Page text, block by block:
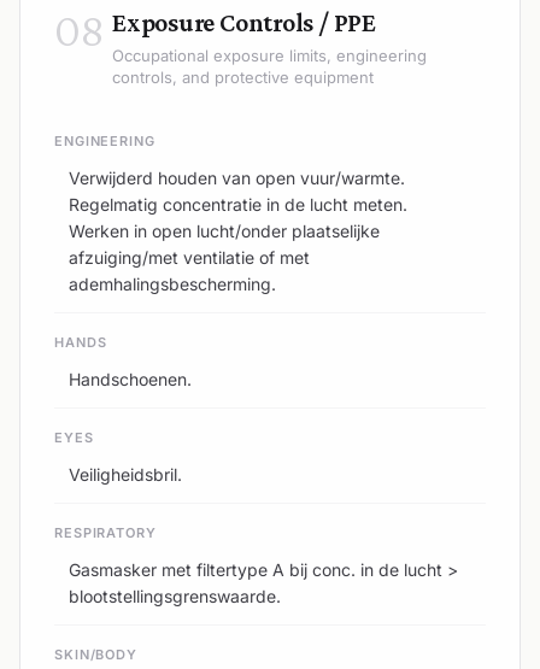
08 Exposure Controls / PPE
Occupational exposure limits, engineering
controls, and protective equipment
ENGINEERING
Verwijderd houden van open vuur/warmte.
Regelmatig concentratie in de lucht meten.
Werken in open lucht/onder plaatselijke
afzuiging/met ventilatie of met
ademhalingsbescherming.
HANDS
Handschoenen.
EYES
Veiligheidsbril.
RESPIRATORY
Gasmasker met filtertype A bij conc. in de lucht >
blootstellingsgrenswaarde.
SKIN/BODY